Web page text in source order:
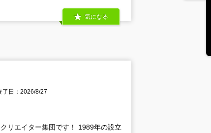
気になる
了日：2026/8/27
リエイター集団です！ 1989年の設立